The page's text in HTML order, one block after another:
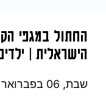
החתול במגפי
הישראלית | ילדים
שבת, 06 בפברואר